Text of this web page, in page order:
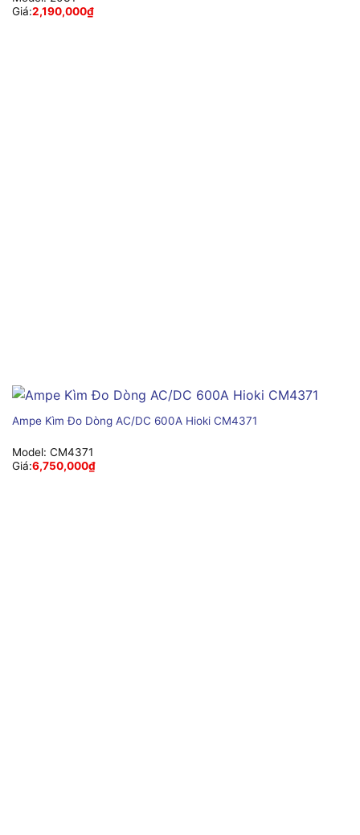
Giá:2,190,000₫
Ampe Kìm Đo Dòng AC/DC 600A Hioki CM4371
Model: CM4371
Giá:6,750,000₫